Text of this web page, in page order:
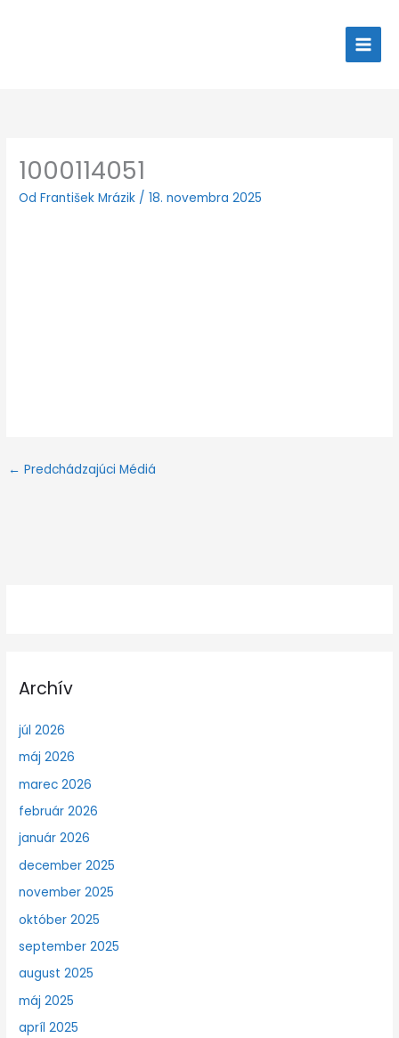
1000114051
Od František Mrázik /18. novembra 2025
← Predchádzajúci Médiá
Archív
júl 2026
máj 2026
marec 2026
február 2026
január 2026
december 2025
november 2025
október 2025
september 2025
august 2025
máj 2025
apríl 2025